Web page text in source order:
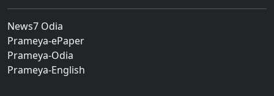
News7 Odia
Prameya-ePaper
Prameya-Odia
Prameya-English